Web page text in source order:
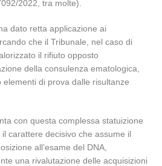
2022, tra molte).
dato retta applicazione ai
che il Tribunale, nel caso di
il rifiuto opposto
della consulenza ematologica,
di prova dalle risultanze
con questa complessa statuizione
carattere decisivo che assume il
all’esame del DNA,
una rivalutazione delle acquisizioni